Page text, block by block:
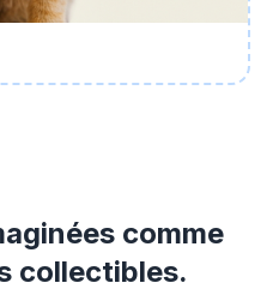
comme
collectibles.